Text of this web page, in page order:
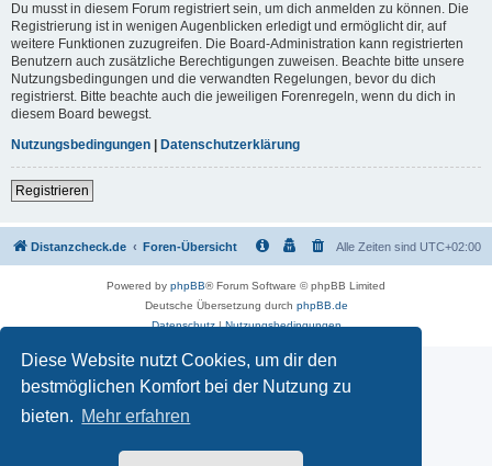
Diese Website nutzt Cookies, um dir den
bestmöglichen Komfort bei der Nutzung zu
bieten. Mehr erfahren
Du musst in diesem Forum registriert sein, um dich anmelden zu können. Die
Registrierung ist in wenigen Augenblicken erledigt und ermöglicht dir, auf
weitere Funktionen zuzugreifen. Die Board-Administration kann registrierten
Benutzern auch zusätzliche Berechtigungen zuweisen. Beachte bitte unsere
Nutzungsbedingungen und die verwandten Regelungen, bevor du dich
registrierst. Bitte beachte auch die jeweiligen Forenregeln, wenn du dich in
diesem Board bewegst.
Nutzungsbedingungen
Datenschutzerklärung
Registrieren
Distanzcheck.de Foren-Übersicht Alle Zeiten sind UTC+02:00
Powered by phpBB® Forum Software © phpBB Limited
Deutsche Übersetzung durch phpBB.de
Datenschutz|Nutzungsbedingungen